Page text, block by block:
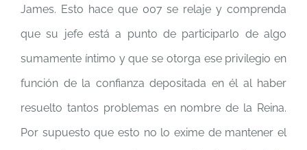
James. Esto hace que 007 se relaje y comprenda
que su jefe está a punto de participarlo de algo
sumamente íntimo y que se otorga ese privilegio en
función de la confianza depositada en él al haber
resuelto tantos problemas en nombre de la Reina.
Por supuesto que esto no lo exime de mantener el